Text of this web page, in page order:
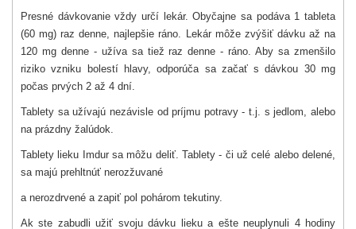
Presné dávkovanie vždy určí lekár. Obyčajne sa podáva 1 tableta
(60 mg) raz denne, najlepšie ráno. Lekár môže zvýšiť dávku až na
120 mg denne - užíva sa tiež raz denne - ráno. Aby sa zmenšilo
riziko vzniku bolestí hlavy, odporúča sa začať s dávkou 30 mg
počas prvých 2 až 4 dní.
Tablety sa užívajú nezávisle od príjmu potravy - t.j. s jedlom, alebo
na prázdny žalúdok.
Tablety lieku Imdur sa môžu deliť. Tablety - či už celé alebo delené,
sa majú prehltnúť nerozžuvané
a nerozdrvené a zapiť pol pohárom tekutiny.
Ak ste zabudli užiť svoju dávku lieku a ešte neuplynuli 4 hodiny